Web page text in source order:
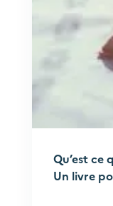
Qu’est ce
Un livre